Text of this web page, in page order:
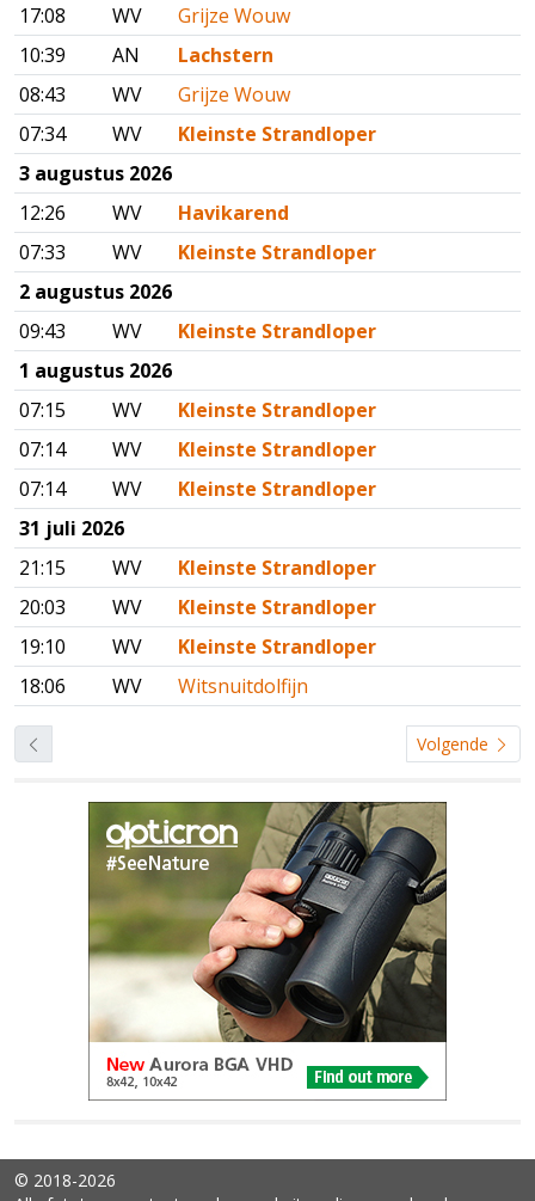
17:08
WV
Grijze Wouw
10:39
AN
Lachstern
08:43
WV
Grijze Wouw
07:34
WV
Kleinste Strandloper
3 augustus 2026
12:26
WV
Havikarend
07:33
WV
Kleinste Strandloper
2 augustus 2026
09:43
WV
Kleinste Strandloper
1 augustus 2026
07:15
WV
Kleinste Strandloper
07:14
WV
Kleinste Strandloper
07:14
WV
Kleinste Strandloper
31 juli 2026
21:15
WV
Kleinste Strandloper
20:03
WV
Kleinste Strandloper
19:10
WV
Kleinste Strandloper
18:06
WV Witsnuitdolfijn
Volgende
© 2018-2026